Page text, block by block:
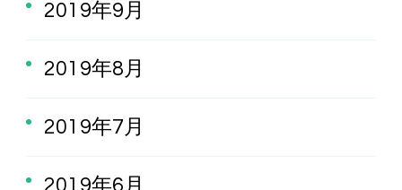
2019年9月
2019年8月
2019年7月